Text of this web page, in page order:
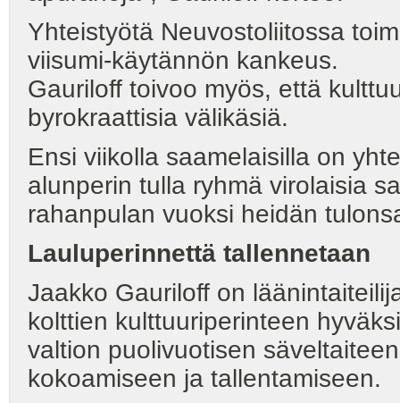
Yhteistyötä Neuvostoliitossa
viisumi-käytännön kankeus.
Gauriloff toivoo myös, että
byrokraattisia välikäsiä.
Ensi viikolla saamelaisilla on
alunperin tulla ryhmä virolaisia
rahanpulan vuoksi heidän
Lauluperinnettä tallennetaan
Jaakko Gauriloff on
kolttien kulttuuriperinteen
valtion puolivuotisen
kokoamiseen ja tallentamiseen.